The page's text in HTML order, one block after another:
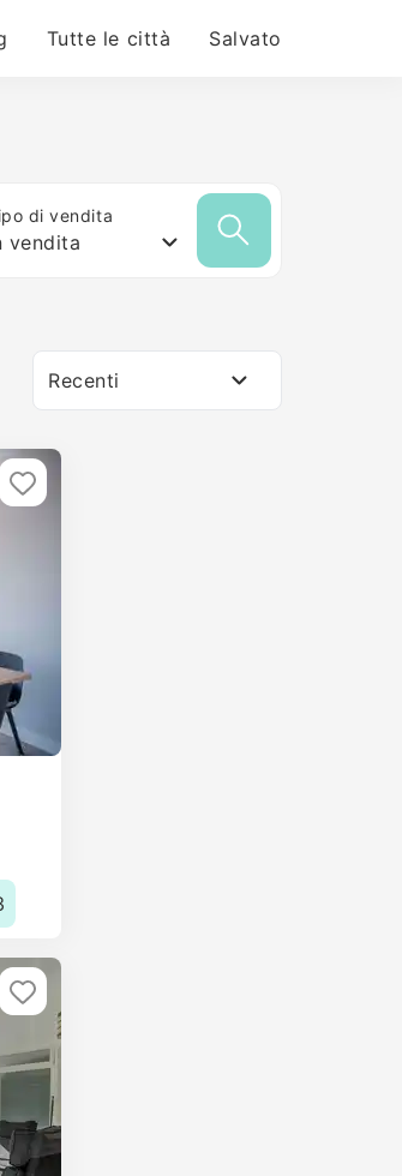
Tutte le città Salvato
di vendita
vendita
Recenti